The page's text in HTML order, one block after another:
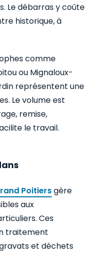
Le débarras y coûte
historique, à
comme
ou Mignaloux-
représentent une
Le volume est
remise,
le travail.
Poitiersgère
aux
Ces
traitement
et déchets